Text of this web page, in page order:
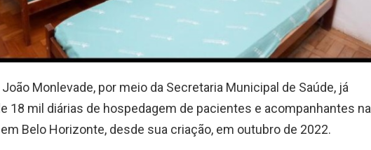
Monlevade, por meio da Secretaria Municipal de Saúde, já
18 mil diárias de hospedagem de pacientes e acompanhantes na
Belo Horizonte, desde sua criação, em outubro de 2022.